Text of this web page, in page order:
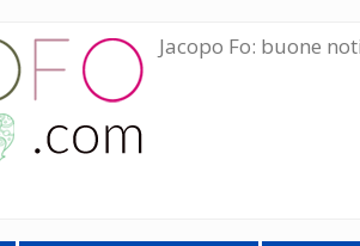
Jacopo Fo: buone